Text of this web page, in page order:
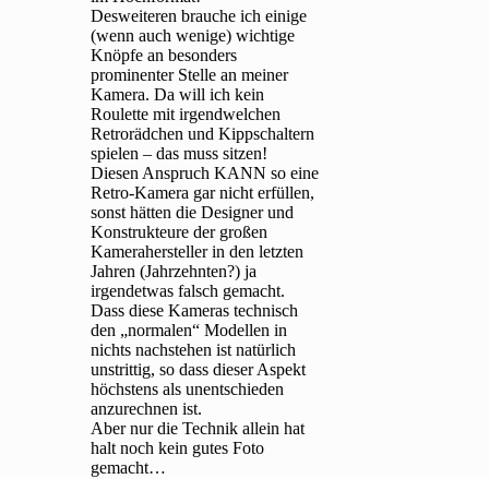
Desweiteren brauche ich einige
(wenn auch wenige) wichtige
Knöpfe an besonders
prominenter Stelle an meiner
Kamera. Da will ich kein
Roulette mit irgendwelchen
Retrorädchen und Kippschaltern
spielen – das muss sitzen!
Diesen Anspruch KANN so eine
Retro-Kamera gar nicht erfüllen,
sonst hätten die Designer und
Konstrukteure der großen
Kamerahersteller in den letzten
Jahren (Jahrzehnten?) ja
irgendetwas falsch gemacht.
Dass diese Kameras technisch
den „normalen“ Modellen in
nichts nachstehen ist natürlich
unstrittig, so dass dieser Aspekt
höchstens als unentschieden
anzurechnen ist.
Aber nur die Technik allein hat
halt noch kein gutes Foto
gemacht…